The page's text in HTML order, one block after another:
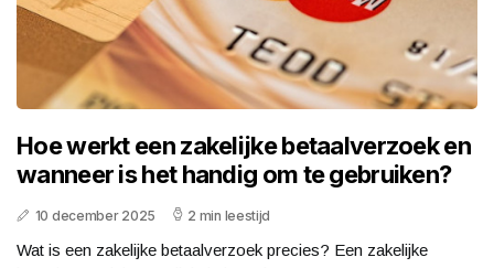
Hoe werkt een zakelijke betaalverzoek en
wanneer is het handig om te gebruiken?
10 december 2025 2 min leestijd
Wat is een zakelijke betaalverzoek precies? Een zakelijke